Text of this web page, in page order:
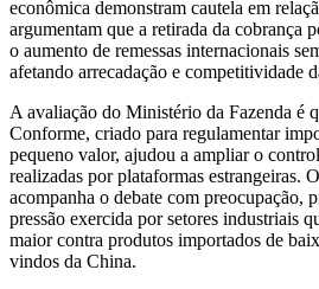
econômica demonstram cautela em
argumentam que a retirada da cobrança
o aumento de remessas internacionais
afetando arrecadação e competitividade
A avaliação do Ministério da Fazenda é
Conforme, criado para regulamentar
pequeno valor, ajudou a ampliar o
realizadas por plataformas estrangeiras.
acompanha o debate com preocupação,
pressão exercida por setores industriais
maior contra produtos importados de
vindos da China.